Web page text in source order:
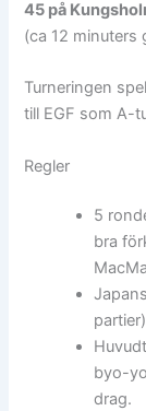
45 på
(ca 12 minuters
Turneringen
till EGF som A-
Regler
5
bra
byo-
drag.